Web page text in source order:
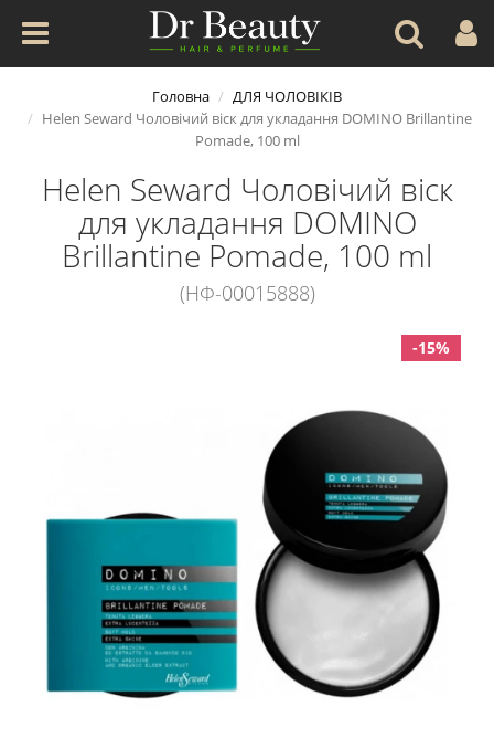
Головна
ДЛЯ ЧОЛОВІКІВ
Helen Seward Чоловічий віск для укладання DOMINO Brillantine
Pomade, 100 ml
Helen Seward Чоловічий віск
для укладання DOMINO
Brillantine Pomade, 100 ml
(НФ-00015888)
-15%